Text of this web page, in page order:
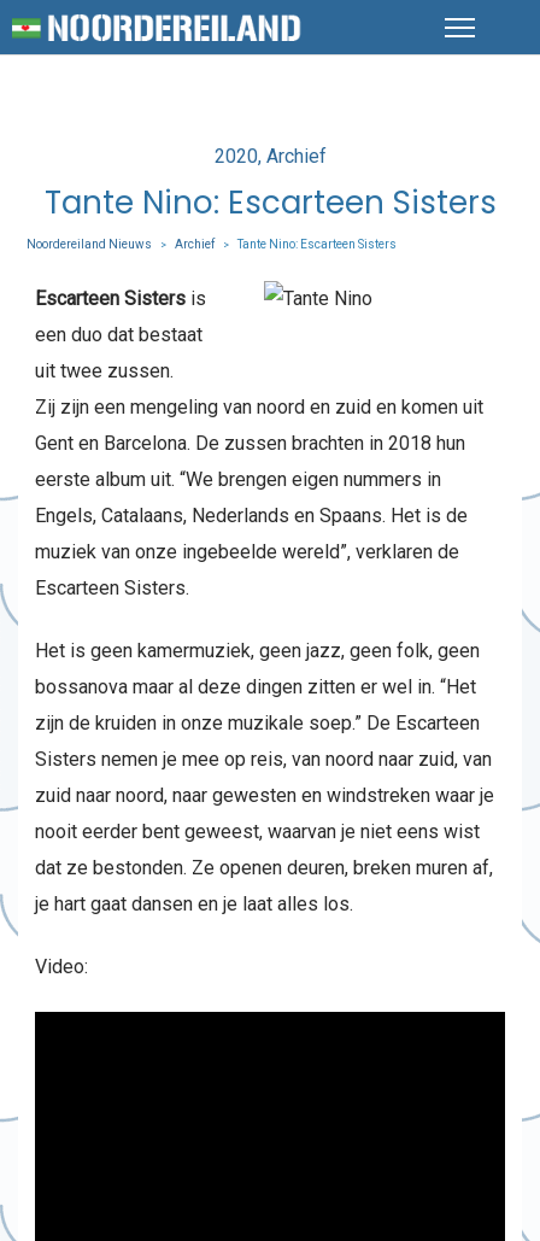
Posted
2020 Archief
Tante Nino: Escarteen Sisters
Noordereiland Nieuws > Archief > Tante Nino: Escarteen Sisters
Escarteen Sisters is
een duo dat bestaat
uit twee zussen.
Zij zijn een mengeling van noord en zuid en komen uit
Gent en Barcelona. De zussen brachten in 2018 hun
eerste album uit. “We brengen eigen nummers in
Engels, Catalaans, Nederlands en Spaans. Het is de
muziek van onze ingebeelde wereld”, verklaren de
Escarteen Sisters.
Het is geen kamermuziek, geen jazz, geen folk, geen
bossanova maar al deze dingen zitten er wel in. “Het
zijn de kruiden in onze muzikale soep.” De Escarteen
Sisters nemen je mee op reis, van noord naar zuid, van
zuid naar noord, naar gewesten en windstreken waar je
nooit eerder bent geweest, waarvan je niet eens wist
dat ze bestonden. Ze openen deuren, breken muren af,
je hart gaat dansen en je laat alles los.
Video: